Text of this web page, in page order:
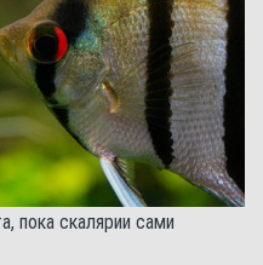
пока скалярии сами